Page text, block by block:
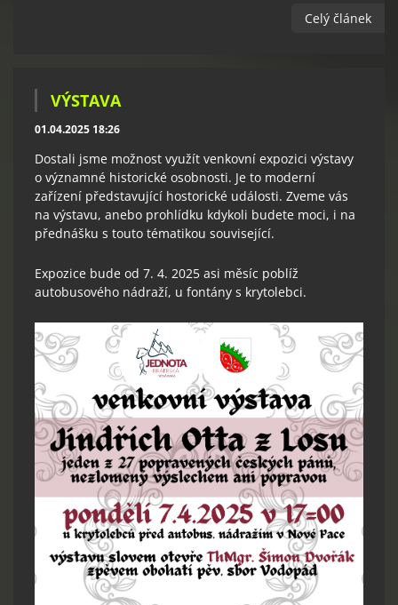
Celý článek
VÝSTAVA
01.04.2025 18:26
Dostali jsme možnost využít venkovní expozici výstavy
o významné historické osobnosti. Je to moderní
zařízení představující hostorické události. Zveme vás
na výstavu, anebo prohlídku kdykoli budete moci, i na
přednášku s touto tématikou související.
Expozice bude od 7. 4. 2025 asi měsíc poblíž
autobusového nádraží, u fontány s krytolebci.